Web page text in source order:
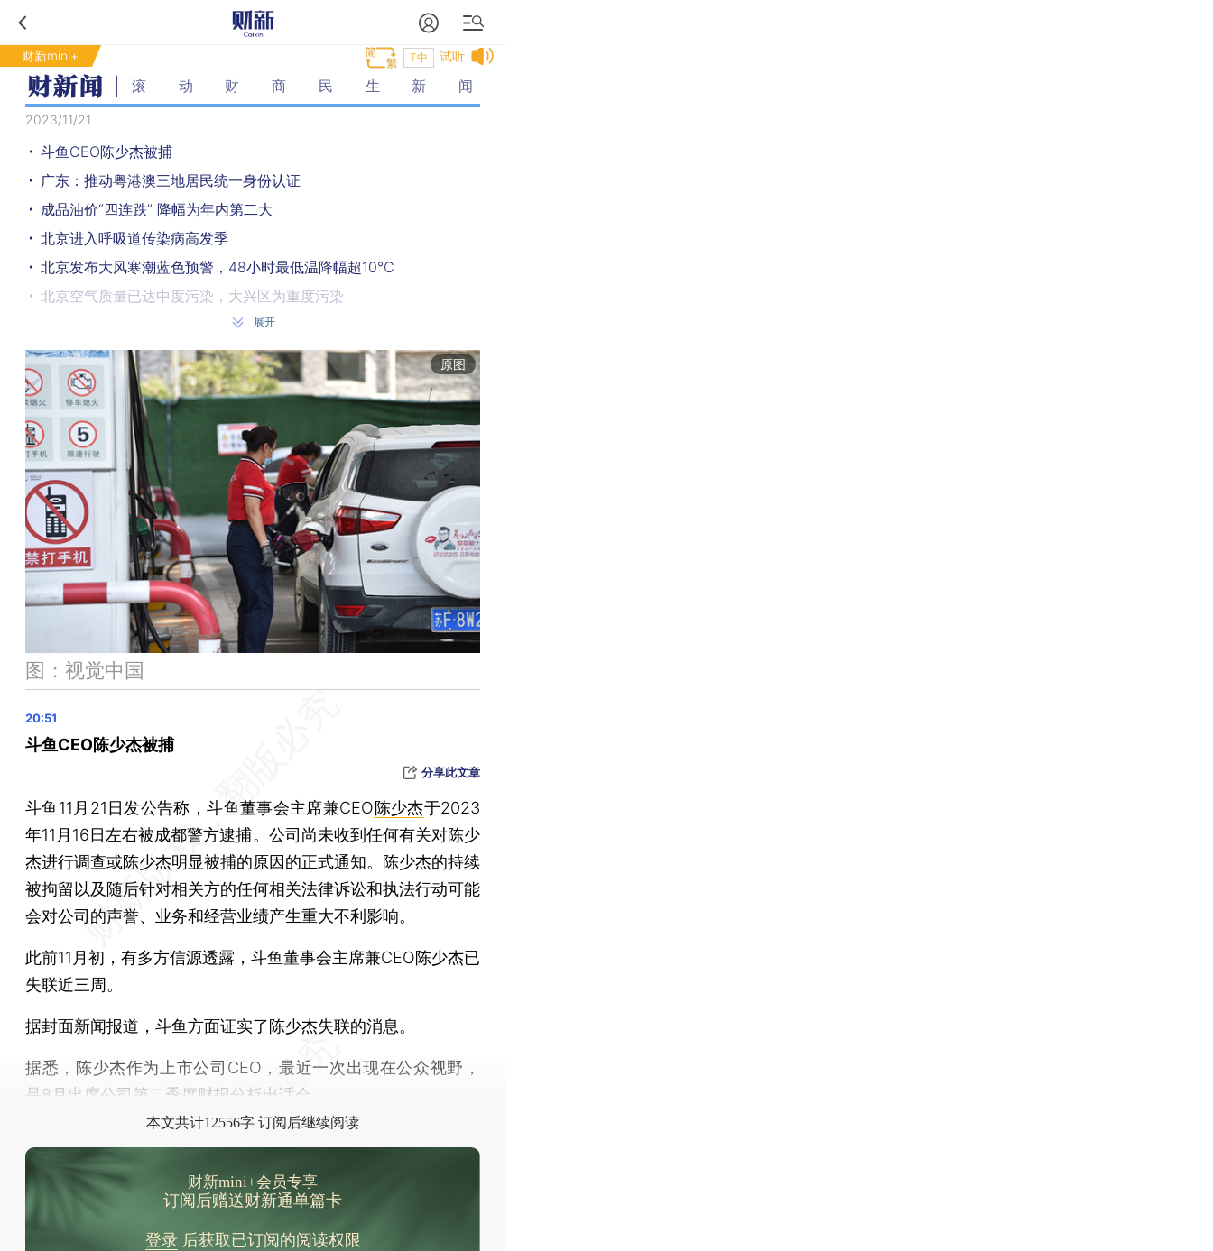
财新mini+ 试听
T中
滚动财商民生新闻
2023/11/21
斗鱼CEO陈少杰被捕
广东：推动粤港澳三地居民统一身份认证
成品油价“四连跌” 降幅为年内第二大
北京进入呼吸道传染病高发季
北京发布大风寒潮蓝色预警，48小时最低温降幅超10℃
北京空气质量已达中度污染，大兴区为重度污染
公安部：缅北共向我方移交电诈犯罪嫌疑人3.1万名
北斗系统正式加入国际民航组织标准，今后可在全球民航通用
今年前三季度全国演出票房收入315.4亿元
武汉东莞杭州跻身超大城市行列，合肥苏州成为特大城市
暴雪、寒潮和大风，中央气象台连发三预警
海南东方对6名非法滞留境外涉诈重点人员公开劝返
特斯拉中国又涨价 Model Y长续航版售价上调2000元
江苏无锡一纺织厂起火致7人死亡
晨读荐闻（国内、国际、市场消息28条）
李强已任中央金融委主任 主持会议推动金融高质量发展
人民币汇率延续强势升值至7.16关口
监管拟扩围房企白名单 要求涉房贷款“三个不低于”
超700名OpenAI员工要求董事会辞职 董事会成员也参与
展开
原图
图：视觉中国
斗鱼CEO陈少杰被捕
分享此文章
斗鱼11月21日发公告称，斗鱼董事会主席兼CEO陈少杰于2023
年11月16日左右被成都警方逮捕。公司尚未收到任何有关对陈少
杰进行调查或陈少杰明显被捕的原因的正式通知。陈少杰的持续
被拘留以及随后针对相关方的任何相关法律诉讼和执法行动可能
会对公司的声誉、业务和经营业绩产生重大不利影响。
此前11月初，有多方信源透露，斗鱼董事会主席兼CEO陈少杰已
失联近三周。
据封面新闻报道，斗鱼方面证实了陈少杰失联的消息。
据悉，陈少杰作为上市公司CEO，最近一次出现在公众视野，
是8月出席公司第二季度财报分析电话会。
本文共计12556字 订阅后继续阅读
财新mini+会员专享
订阅后赠送财新通单篇卡
登录后获取已订阅的阅读权限